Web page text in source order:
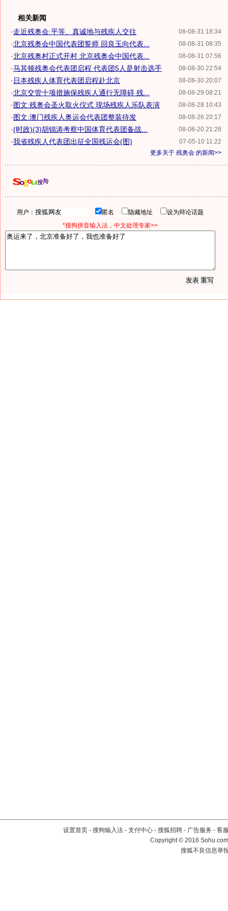
相关新闻
08-08-31 18:34
·走近残奥会:平等、真诚地与残疾人交往
08-08-31 08:35
·北京残奥会中国代表团誓师 回良玉向代表...
08-08-31 07:56
·北京残奥村正式开村 北京残奥会中国代表...
08-08-30 22:54
·马其顿残奥会代表团启程 代表团5人是射击选手
08-08-30 20:07
· 日本残疾人体育代表团启程赴北京
08-08-29 08:21
·北京交管十项措施保残疾人通行无障碍 残...
08-08-28 10:43
·图文:残奥会圣火取火仪式 现场残疾人乐队表演
08-08-26 20:17
·图文:澳门残疾人奥运会代表团整装待发
08-08-20 21:28
·(时政)(3)胡锦涛考察中国体育代表团备战...
07-05-10 11:22
·我省残疾人代表团出征全国残运会(图)
更多关于 残奥会 的新闻>>
用户： 匿名 隐藏地址
设为辩论话题
*搜狗拼音输入法，中文处理专家>>
设置首页 - 搜狗输入法 - 支付中心 - 搜狐招聘 - 广告服务 - 客
Copyright©2016
搜狐不良信息举